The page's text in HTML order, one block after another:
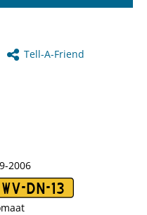
Tell-A-Friend
2006
WV-DN-13